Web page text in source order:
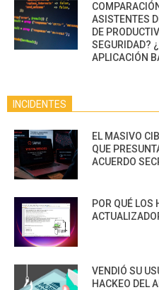
ASISTENTES
DE
SEGURIDAD?
APLICACIÓN
INCIDENTES
EL MASIVO
QUE
ACUERDO
POR QUÉ LOS
VENDIÓ SU
HACKEO DEL